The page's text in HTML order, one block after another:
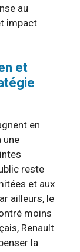
au
impact
et
en
une
reste
et aux
ailleurs, le
moins
Renault
la